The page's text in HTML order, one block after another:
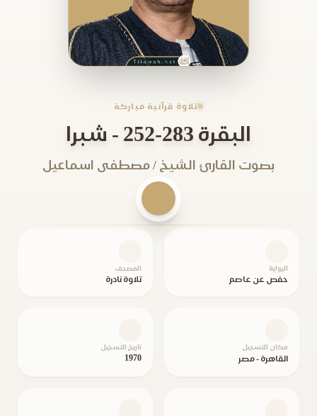
تلاوة قرآنية مباركة
البقرة 283-252 - شبرا
بصوت القارئ الشيخ / مصطفى اسماعيل
الرواية
حفص عن عاصم
المصحف
تلاوة نادرة
مكان التسجيل
القاهرة - مصر
تاريخ التسجيل
1970